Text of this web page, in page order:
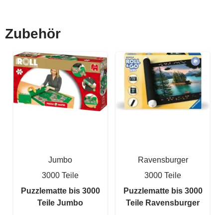
Zubehör
Jumbo
3000 Teile
Puzzlematte bis 3000
Teile Jumbo
Ravensburger
3000 Teile
Puzzlematte bis 3000
Teile Ravensburger